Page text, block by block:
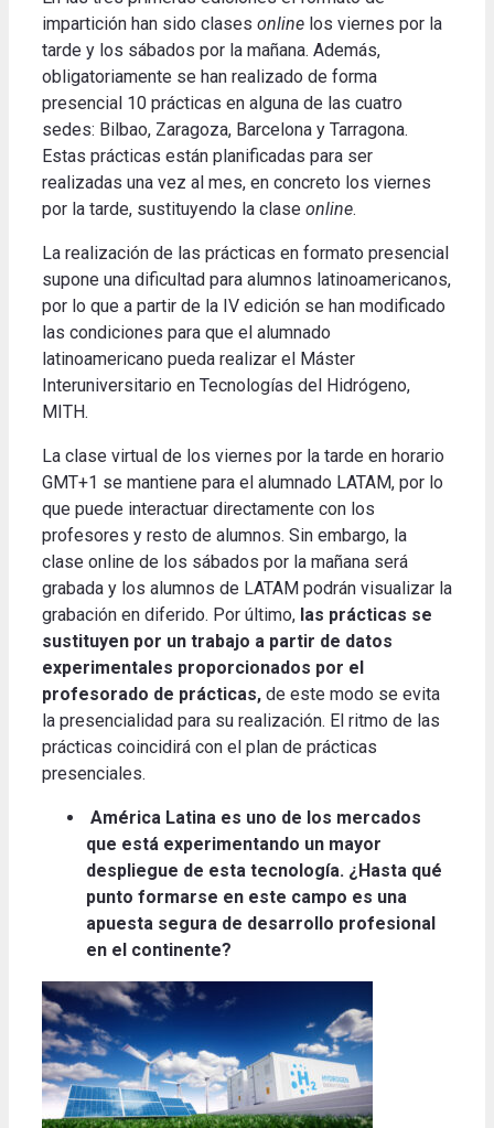
impartición han sido clases online los viernes por la
tarde y los sábados por la mañana. Además,
obligatoriamente se han realizado de forma
presencial 10 prácticas en alguna de las cuatro
sedes: Bilbao, Zaragoza, Barcelona y Tarragona.
Estas prácticas están planificadas para ser
realizadas una vez al mes, en concreto los viernes
por la tarde, sustituyendo la clase online.
La realización de las prácticas en formato presencial
supone una dificultad para alumnos latinoamericanos,
por lo que a partir de la IV edición se han modificado
las condiciones para que el alumnado
latinoamericano pueda realizar el Máster
Interuniversitario en Tecnologías del Hidrógeno,
MITH.
La clase virtual de los viernes por la tarde en horario
GMT+1 se mantiene para el alumnado LATAM, por lo
que puede interactuar directamente con los
profesores y resto de alumnos. Sin embargo, la
clase online de los sábados por la mañana será
grabada y los alumnos de LATAM podrán visualizar la
grabación en diferido. Por último, las prácticas se
sustituyen por un trabajo a partir de datos
experimentales proporcionados por el
profesorado de prácticas, de este modo se evita
la presencialidad para su realización. El ritmo de las
prácticas coincidirá con el plan de prácticas
presenciales.
América Latina es uno de los mercados
que está experimentando un mayor
despliegue de esta tecnología. ¿Hasta qué
punto formarse en este campo es una
apuesta segura de desarrollo profesional
en el continente?